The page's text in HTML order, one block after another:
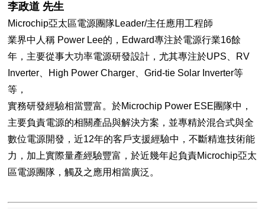
李政道 先生
Microchip亞太區電源團隊Leader/主任應用工程師
業界中人稱 Power Lee的，Edward專注於電源行業16餘
年，主要從事大功率電源研發設計，尤其專注於UPS、RV
Inverter、High Power Charger、Grid-tie Solar Inverter等
等，
實務研發經驗相當豐富。於Microchip Power ESE團隊中，
主要負責電源的相關產品與解決方案，並專精於混合式與全
數位電源開發，近12年的客戶支援經驗中，不斷精進技術能
力，加上實際量產經驗豐富，於近幾年起負責Microchip亞太
區電源團隊，觸及之應用相當廣泛。